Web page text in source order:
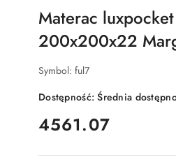
Materac
200x200x22
Symbol: ful7
Dostępność:Średnia
cena:
4561.07